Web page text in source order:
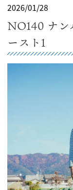
2026/01/28
NO140 ナン
ースト1